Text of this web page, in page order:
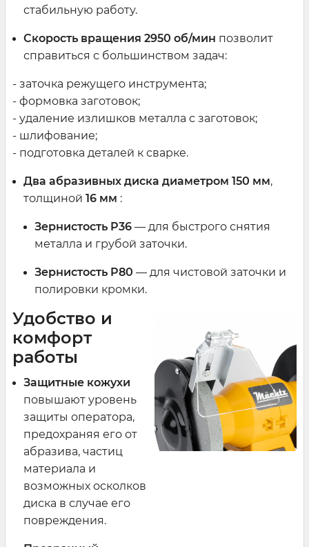
стабильную работу.
Скорость вращения 2950 об/мин позволит
справиться с большинством задач:
- заточка режущего инструмента;
- формовка заготовок;
- удаление излишков металла с заготовок;
- шлифование;
- подготовка деталей к сварке.
Два абразивных диска диаметром 150 мм,
толщиной 16 мм :
Зернистость P36 — для быстрого снятия
металла и грубой заточки.
Зернистость P80 — для чистовой заточки и
полировки кромки.
Удобство и
комфорт
работы
Защитные кожухи
повышают уровень
защиты оператора,
предохраняя его от
абразива, частиц
материала и
возможных осколков
диска в случае его
повреждения.